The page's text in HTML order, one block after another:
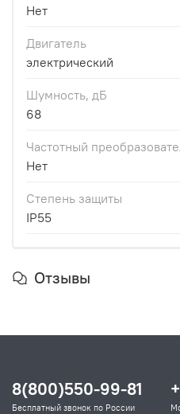
Нет
Двигатель
электрический
Шумность, дБ
68
Частотный
Нет
Степень защиты
IP55
Отзывы
8(800)550-99-81
Бесплатный звонок по России